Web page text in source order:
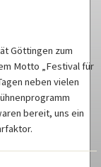
Göttingen zum
Motto „Festival für
neben vielen
bereit, uns ein